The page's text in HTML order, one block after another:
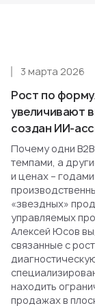
Рост по
увеличивают
создан ИИ-
3 марта 2026
Почему одни
темпами, а
и ценах –
«звездных»
управляемых
Алексей Юсов
связанные с
находить
продажах в